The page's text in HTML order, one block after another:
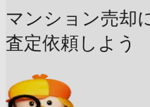
マンション売却
査定依頼しよう